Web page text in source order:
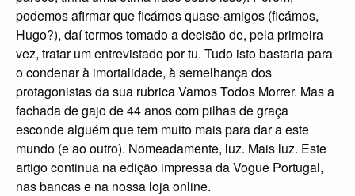
podemos afirmar que ficámos quase-amigos (ficámos,
Hugo?), daí termos tomado a decisão de, pela primeira
vez, tratar um entrevistado por tu. Tudo isto bastaria para
o condenar à imortalidade, à semelhança dos
protagonistas da sua rubrica Vamos Todos Morrer. Mas a
fachada de gajo de 44 anos com pilhas de graça
esconde alguém que tem muito mais para dar a este
mundo (e ao outro). Nomeadamente, luz. Mais luz. Este
artigo continua na edição impressa da Vogue Portugal,
nas bancas e na nossa loja online.